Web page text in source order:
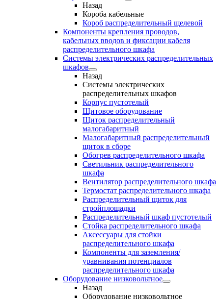
Назад
Короба кабельные
Короб распределительный щелевой
Компоненты крепления проводов,
кабельных вводов и фиксации кабеля
распределительного шкафа
Системы электрических распределительных
шкафов
Назад
Системы электрических
распределительных шкафов
Корпус пустотелый
Щитовое оборудование
Щиток распределительный
малогабаритный
Малогабаритный распределительный
щиток в сборе
Обогрев распределительного шкафа
Светильник распределительного
шкафа
Вентилятор распределительного шкафа
Термостат распределительного шкафа
Распределительный щиток для
стройплощадки
Распределительный шкаф пустотелый
Стойка распределительного шкафа
Аксессуары для стойки
распределительного шкафа
Компоненты для заземления/
уравнивания потенциалов
распределительного шкафа
Оборудование низковольтное
Назад
Оборудование низковольтное